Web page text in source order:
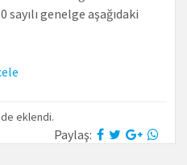
genelge aşağıdaki
eklendi.
Paylaş: